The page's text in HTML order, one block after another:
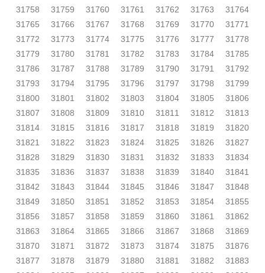
31758
31759 31760 31761 31762 31763
31764
31765
31766 31767 31768 31769 31770
31771
31772
31773 31774 31775 31776 31777
31778
31779
31780 31781 31782 31783 31784
31785
31786
31787 31788 31789 31790 31791
31792
31793
31794 31795 31796 31797 31798
31799
31800
31801 31802 31803 31804 31805
31806
31807
31808 31809 31810 31811 31812
31813
31814
31815 31816 31817 31818 31819
31820
31821
31822 31823 31824 31825 31826
31827
31828
31829 31830 31831 31832 31833
31834
31835
31836 31837 31838 31839 31840
31841
31842
31843 31844 31845 31846 31847
31848
31849
31850 31851 31852 31853 31854
31855
31856
31857 31858 31859 31860 31861
31862
31863
31864 31865 31866 31867 31868
31869
31870
31871 31872 31873 31874 31875
31876
31877
31878 31879 31880 31881 31882
31883